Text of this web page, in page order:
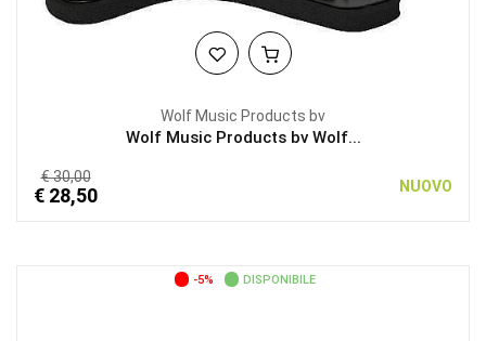
Wolf Music Products bv
Wolf Music Products bv Wolf...
€ 30,00
€ 28,50 NUOVO
-5% DISPONIBILE